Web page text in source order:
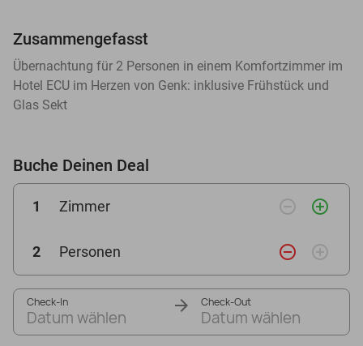
Zusammengefasst
Übernachtung für 2 Personen in einem Komfortzimmer im
Hotel ECU im Herzen von Genk: inklusive Frühstück und
Glas Sekt
Buche Deinen Deal
1 Zimmer remove_circle_outline add_circle_outline
2 Personen remove_circle_outline add_circle_outline
Check-In
Datum wählen
Check-Out
Datum wählen